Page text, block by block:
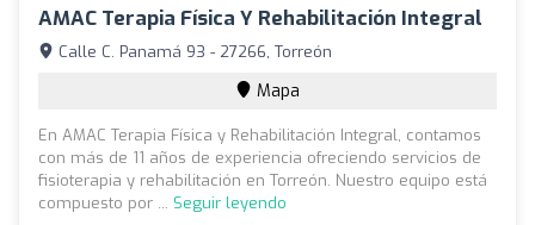
AMAC Terapia Física Y Rehabilitación Integral
Calle C. Panamá 93 - 27266, Torreón
Mapa
En AMAC Terapia Física y Rehabilitación Integral, contamos
con más de 11 años de experiencia ofreciendo servicios de
fisioterapia y rehabilitación en Torreón. Nuestro equipo está
compuesto por ... Seguir leyendo